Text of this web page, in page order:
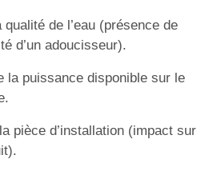
qualité de l’eau (présence de
d’un adoucisseur).
la puissance disponible sur le
pièce d’installation (impact sur